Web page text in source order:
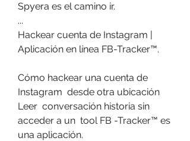
Spyera es el camino ir.
...
Hackear cuenta de Instagram |
Aplicación en línea FB-Tracker™.
Cómo hackear una cuenta de
Instagram  desde otra ubicación
Leer  conversación historia sin
acceder a un  tool FB -Tracker™ es
una aplicación.